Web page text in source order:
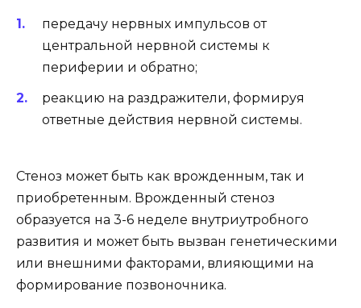
передачу нервных импульсов от
центральной нервной системы к
периферии и обратно;
реакцию на раздражители, формируя
ответные действия нервной системы.
Стеноз может быть как врожденным, так и
приобретенным. Врожденный стеноз
образуется на 3-6 неделе внутриутробного
развития и может быть вызван генетическими
или внешними факторами, влияющими на
формирование позвоночника.